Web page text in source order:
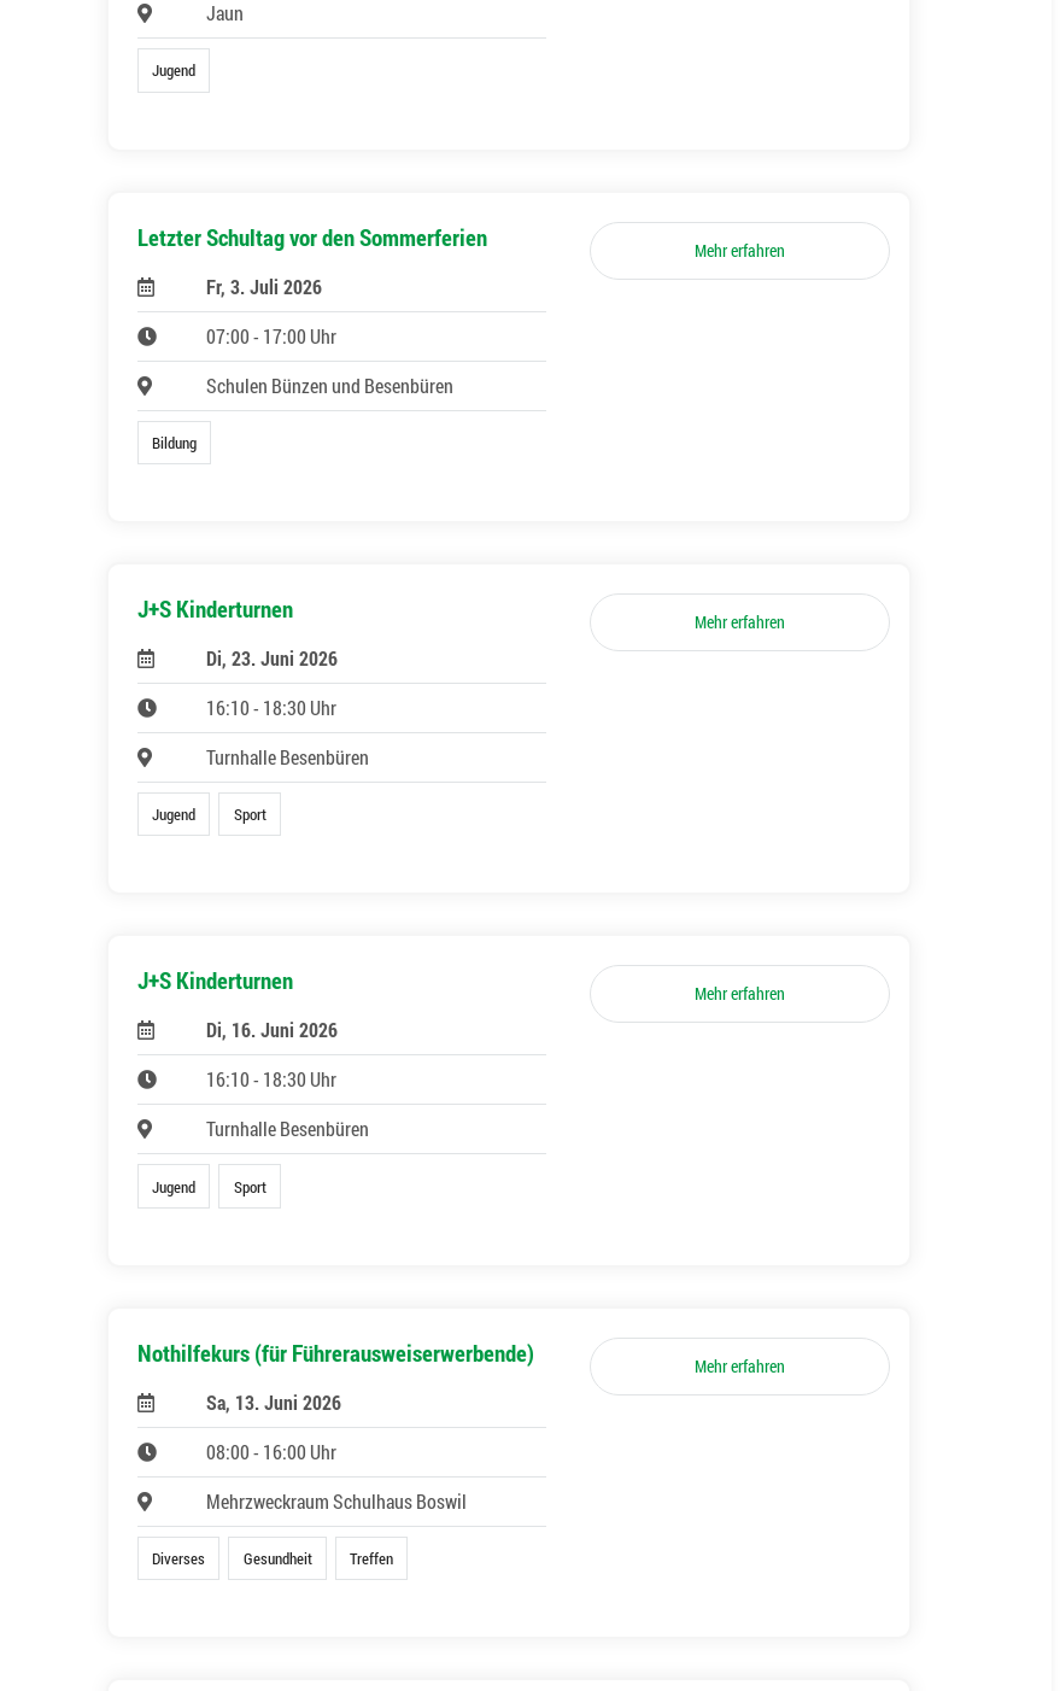
Jaun
Jugend
Letzter Schultag vor den Sommerferien
Fr, 3. Juli 2026
07:00 - 17:00 Uhr
Schulen Bünzen und Besenbüren
Bildung
Mehr erfahren
J+S Kinderturnen
Di, 23. Juni 2026
16:10 - 18:30 Uhr
Turnhalle Besenbüren
Jugend Sport
Mehr erfahren
J+S Kinderturnen
Di, 16. Juni 2026
16:10 - 18:30 Uhr
Turnhalle Besenbüren
Jugend Sport
Mehr erfahren
Nothilfekurs (für Führerausweiserwerbende)
Sa, 13. Juni 2026
08:00 - 16:00 Uhr
Mehrzweckraum Schulhaus Boswil
Diverses Gesundheit Treffen
Mehr erfahren